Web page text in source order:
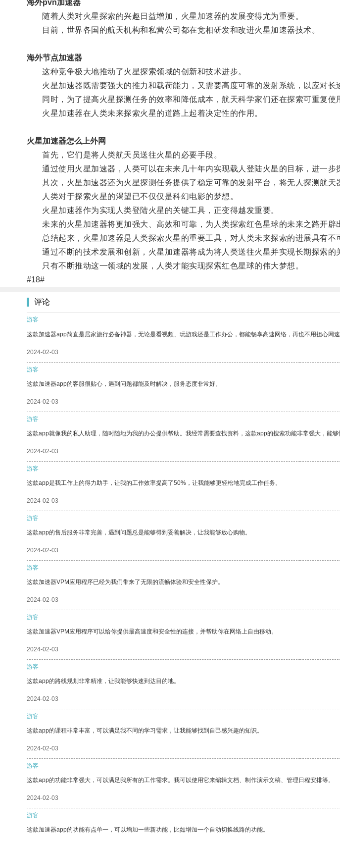
海外pvn加速器
随着人类对火星探索的兴趣日益增加，火星加速器的发展变得尤为重要。
目前，世界各国的航天机构和私营公司都在竞相研发和改进火星加速器技术。
海外节点加速器
这种竞争极大地推动了火星探索领域的创新和技术进步。
火星加速器既需要强大的推力和载荷能力，又需要高度可靠的发射系统，以应对长
同时，为了提高火星探测任务的效率和降低成本，航天科学家们还在探索可重复使
火星加速器在人类未来探索火星的道路上起着决定性的作用。
火星加速器怎么上外网
首先，它们是将人类航天员送往火星的必要手段。
通过使用火星加速器，人类可以在未来几十年内实现载人登陆火星的目标，进一步
其次，火星加速器还为火星探测任务提供了稳定可靠的发射平台，将无人探测航天
人类对于探索火星的渴望已不仅仅是科幻电影的梦想。
火星加速器作为实现人类登陆火星的关键工具，正变得越发重要。
未来的火星加速器将更加强大、高效和可靠，为人类探索红色星球的未来之路开辟
总结起来，火星加速器是人类探索火星的重要工具，对人类未来探索的进展具有不
通过不断的技术发展和创新，火星加速器将成为将人类送往火星并实现长期探索的
只有不断推动这一领域的发展，人类才能实现探索红色星球的伟大梦想。
#18#
评论
游客
这款加速器app简直是居家旅行必备神器，无论是看视频、玩游戏还是工作办公，都能畅享高速网络，再也不用担心网速
2024-02-03
游客
这款加速器app的客服很贴心，遇到问题都能及时解决，服务态度非常好。
2024-02-03
游客
这款app就像我的私人助理，随时随地为我的办公提供帮助。我经常需要查找资料，这款app的搜索功能非常强大，能够
2024-02-03
游客
这款app是我工作上的得力助手，让我的工作效率提高了50%，让我能够更轻松地完成工作任务。
2024-02-03
游客
这款app的售后服务非常完善，遇到问题总是能够得到妥善解决，让我能够放心购物。
2024-02-03
游客
这款加速器VPM应用程序已经为我们带来了无限的流畅体验和安全性保护。
2024-02-03
游客
这款加速器VPM应用程序可以给你提供最高速度和安全性的连接，并帮助你在网络上自由移动。
2024-02-03
游客
这款app的路线规划非常精准，让我能够快速到达目的地。
2024-02-03
游客
这款app的课程非常丰富，可以满足我不同的学习需求，让我能够找到自己感兴趣的知识。
2024-02-03
游客
这款app的功能非常强大，可以满足我所有的工作需求。我可以使用它来编辑文档、制作演示文稿、管理日程安排等。
2024-02-03
游客
这款加速器app的功能有点单一，可以增加一些新功能，比如增加一个自动切换线路的功能。